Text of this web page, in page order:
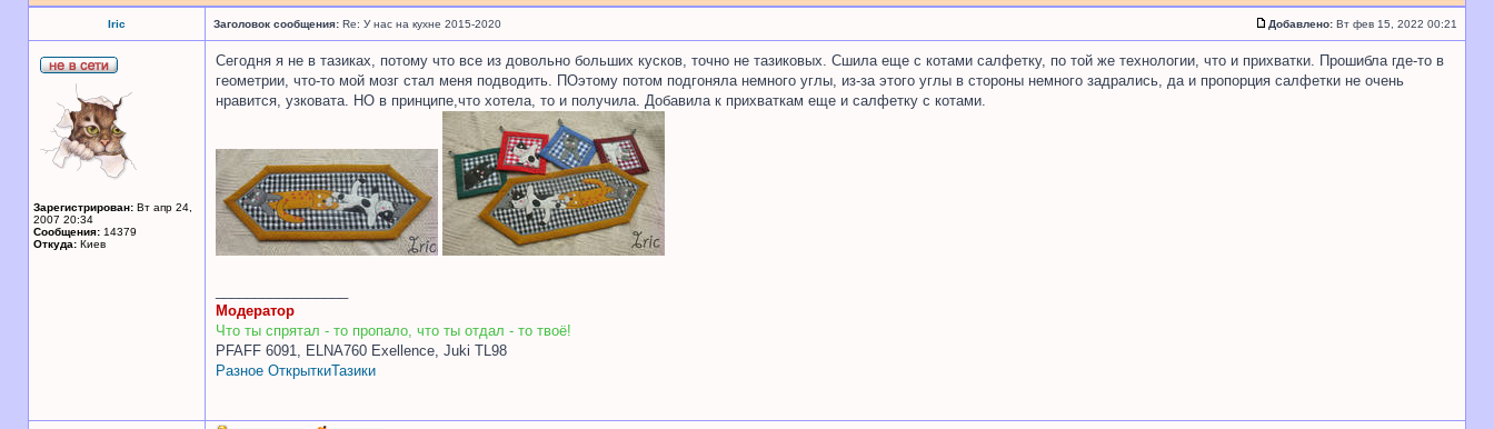
Iric Заголовок сообщения: Re: У нас на кухне 2015-2020 Добавлено: Вт фев 15, 2022 00:21
Зарегистрирован: Вт апр 24,
2007 20:34
Сообщения: 14379
Откуда: Киев
Сегодня я не в тазиках, потому что все из довольно больших кусков, точно не тазиковых. Сшила еще с котами салфетку, по той же технологии, что и прихватки. Прошибла где-то в
геометрии, что-то мой мозг стал меня подводить. ПОэтому потом подгоняла немного углы, из-за этого углы в стороны немного задрались, да и пропорция салфетки не очень
нравится, узковата. НО в принципе,что хотела, то и получила. Добавила к прихваткам еще и салфетку с котами.
Модератор
Что ты спрятал - то пропало, что ты отдал - то твоё!
PFAFF 6091, ELNA760 Exellence, Juki TL98
Разное ОткрыткиТазики